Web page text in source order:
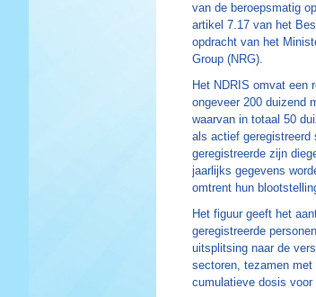
van de beroepsmatig
artikel 7.17 van het
opdracht van het
Group (NRG).
Het NDRIS omvat een
ongeveer 200 duizend
waarvan in totaal 50
als actief geregistreerd
geregistreerde zijn
jaarlijks gegevens
omtrent hun
Het figuur geeft het
geregistreerde
uitsplitsing naar de
sectoren, tezamen met
cumulatieve dosis voor